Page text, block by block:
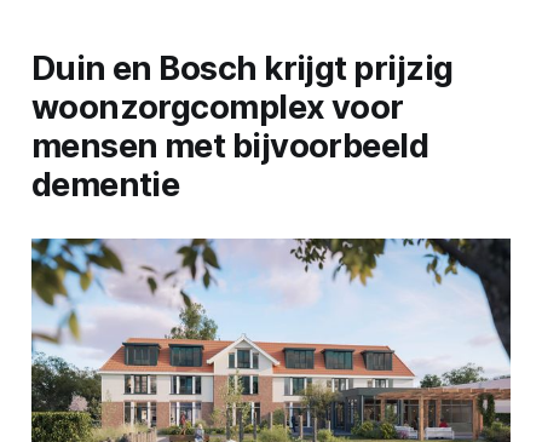
Duin en Bosch krijgt prijzig
woonzorgcomplex voor
mensen met bijvoorbeeld
dementie